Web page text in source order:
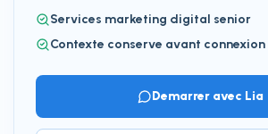
Services marketing digital senior
Contexte conserve avant connexion
Demarrer avec Lia